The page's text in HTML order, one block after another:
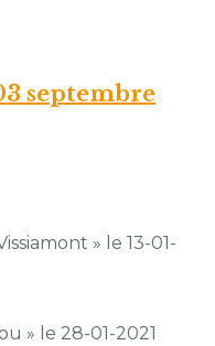
septembre
» le 13-01-
» le 28-01-2021